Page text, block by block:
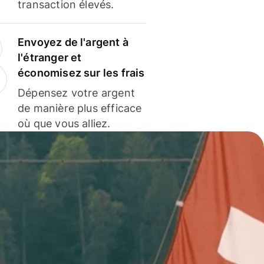
transaction élevés.
Envoyez de l'argent à
l'étranger et
économisez sur les frais
Dépensez votre argent
de manière plus efficace
où que vous alliez.